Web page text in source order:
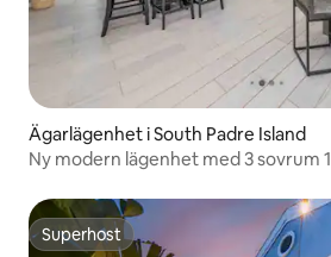
Ägarlägenhet i South Padre Island
Ny modern lägenhet med 3 sovrum 1
Superhost
Superhost